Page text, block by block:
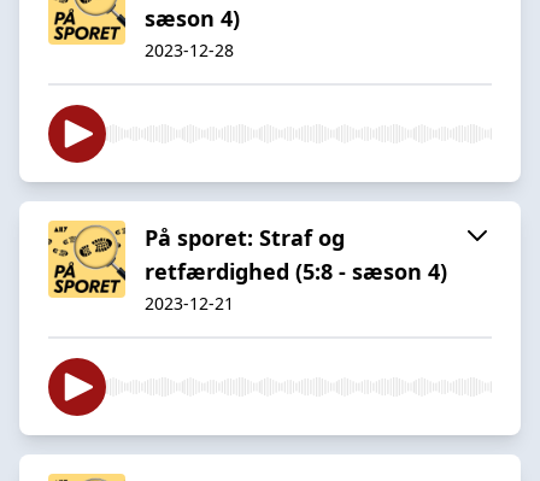
sæson 4)
2023-12-28
På sporet: Straf og
retfærdighed (5:8 - sæson 4)
2023-12-21